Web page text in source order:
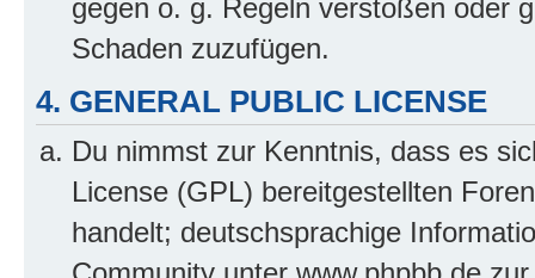
gegen o. g. Regeln verstoßen oder
Schaden zuzufügen.
4. GENERAL PUBLIC LICENSE
Du nimmst zur Kenntnis, dass es
License (GPL) bereitgestellten
handelt; deutschsprachige